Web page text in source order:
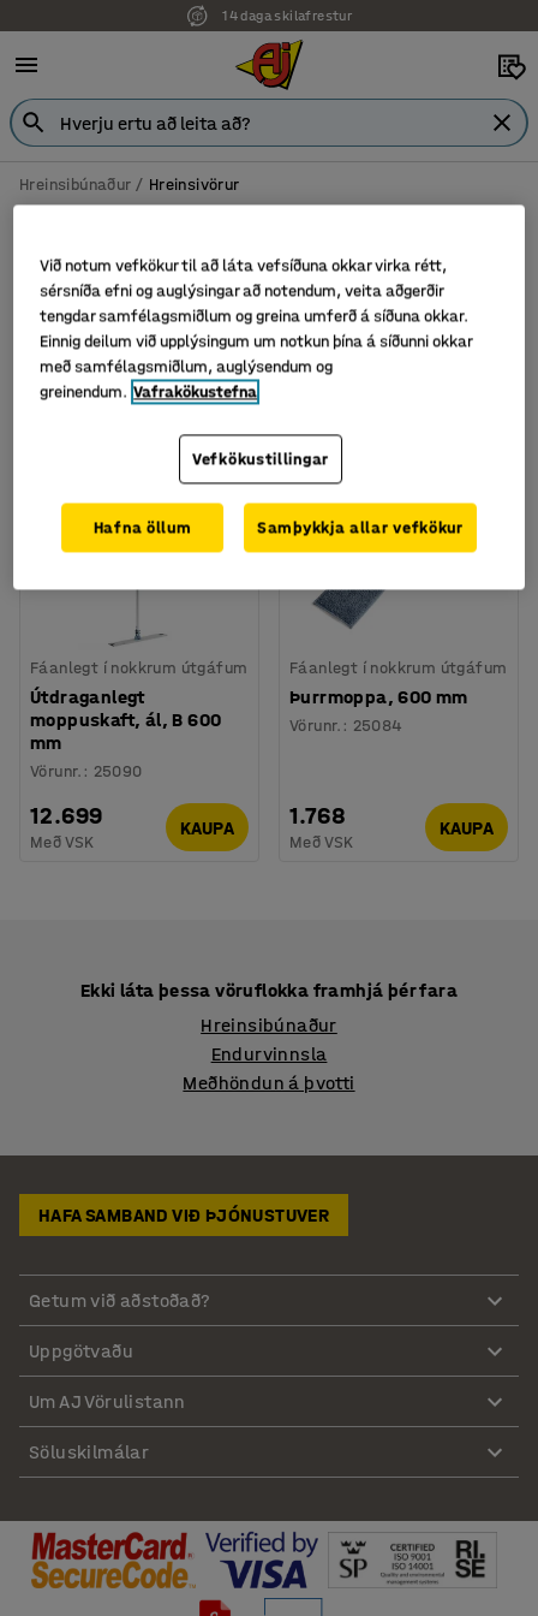
14 daga skilafrestur
Hreinsibúnaður Hreinsivörur
Sía Flokka
2 vörur
Fáanlegt í nokkrum útgáfum
Útdraganlegt
moppuskaft, ál, B 600
mm
Vörunr. : 25090
12.699
Með VSK
KAUPA
Fáanlegt í nokkrum útgáfum
Þurrmoppa, 600 mm
Vörunr. : 25084
1.768
Með VSK
KAUPA
Ekki láta þessa vöruflokka framhjá þér fara
Hreinsibúnaður
Endurvinnsla
Meðhöndun á þvotti
HAFA SAMBAND VIÐ ÞJÓNUSTUVER
Getum við aðstoðað?
Uppgötvaðu
Um AJ Vörulistann
Söluskilmálar
Við notum vefkökur til að láta vefsíðuna okkar virka rétt,
sérsníða efni og auglýsingar að notendum, veita aðgerðir
tengdar samfélagsmiðlum og greina umferð á síðuna okkar.
Einnig deilum við upplýsingum um notkun þína á síðunni okkar
með samfélagsmiðlum, auglýsendum og
greinendum. Vafrakökustefna
Vefkökustillingar
Hafna öllum Samþykkja allar vefkökur